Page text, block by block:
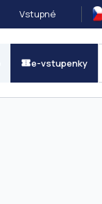
Vstupné
e-vstupenky